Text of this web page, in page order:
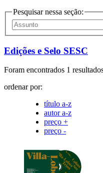
Pesquisar nessa seção:
Edições e Selo SESC
Foram encontrados 1
ordenar por:
título a-z
autor a-z
preço +
preço -